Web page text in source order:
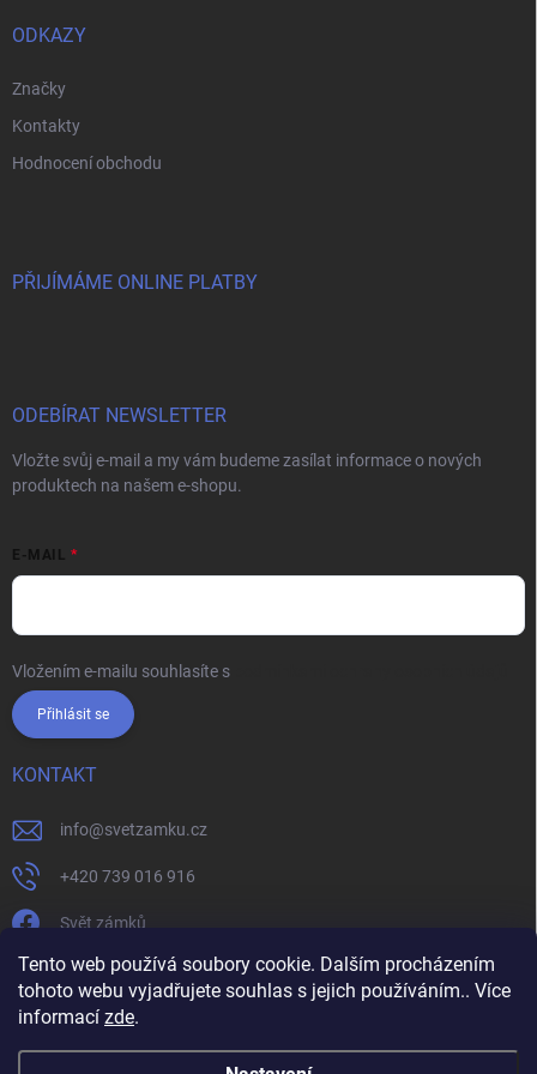
Tento web používá soubory cookie. Dalším procházením
tohoto webu vyjadřujete souhlas s jejich používáním.. Více
informací zde.
ODKAZY
Značky
Kontakty
Hodnocení obchodu
PŘIJÍMÁME ONLINE PLATBY
ODEBÍRAT NEWSLETTER
Vložte svůj e-mail a my vám budeme zasílat informace o nových
produktech na našem e-shopu.
E-MAIL
Vložením e-mailu souhlasíte s
Přihlásit se
KONTAKT
info@svetzamku.cz
+420 739 016 916
Svět zámků
svetzamku.cz
Jak nakupovat
Podmínky ochrany osobních údajů